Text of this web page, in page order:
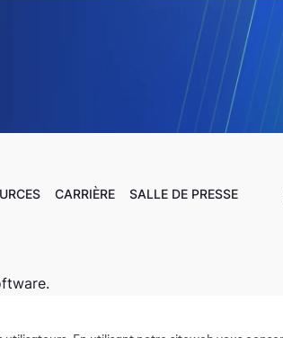
CARRIÈRE
SALLE DE PRESSE